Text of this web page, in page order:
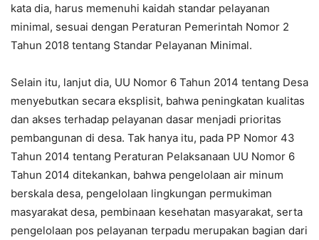
kata dia, harus memenuhi kaidah standar pelayanan
minimal, sesuai dengan Peraturan Pemerintah Nomor 2
Tahun 2018 tentang Standar Pelayanan Minimal.
Selain itu, lanjut dia, UU Nomor 6 Tahun 2014 tentang Desa
menyebutkan secara eksplisit, bahwa peningkatan kualitas
dan akses terhadap pelayanan dasar menjadi prioritas
pembangunan di desa. Tak hanya itu, pada PP Nomor 43
Tahun 2014 tentang Peraturan Pelaksanaan UU Nomor 6
Tahun 2014 ditekankan, bahwa pengelolaan air minum
berskala desa, pengelolaan lingkungan permukiman
masyarakat desa, pembinaan kesehatan masyarakat, serta
pengelolaan pos pelayanan terpadu merupakan bagian dari